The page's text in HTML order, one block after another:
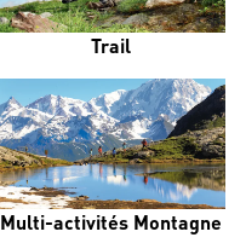
Trail
Multi-activités Montagne